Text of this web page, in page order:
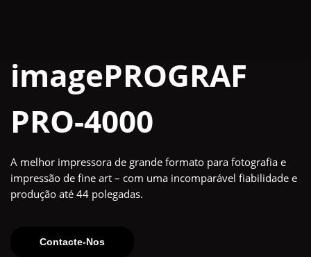
imagePROGRAF
PRO-4000
A melhor impressora de grande formato para fotografia e
impressão de fine art – com uma incomparável fiabilidade e
produção até 44 polegadas.
Contacte-Nos